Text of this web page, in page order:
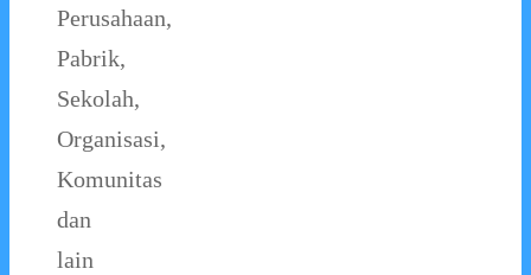
Perusahaan,
Pabrik,
Sekolah,
Organisasi,
Komunitas
dan
lain